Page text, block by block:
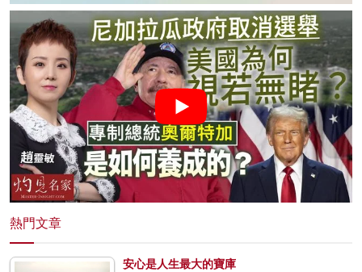
熱門文章
安心是人生最大的寶庫